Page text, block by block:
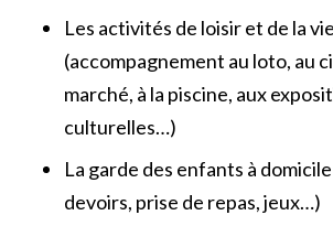
Les activités de loisir et de la
(accompagnement au loto, au
marché, à la piscine, aux
culturelles…)
La garde des enfants à
devoirs, prise de repas, jeux…)